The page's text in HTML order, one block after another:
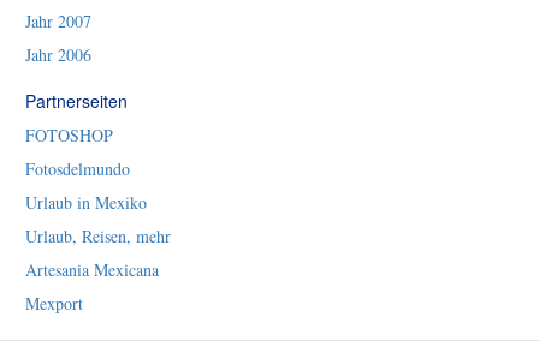
Jahr 2007
Jahr 2006
Partnerseiten
FOTOSHOP
Fotosdelmundo
Urlaub in Mexiko
Urlaub, Reisen, mehr
Artesania Mexicana
Mexport